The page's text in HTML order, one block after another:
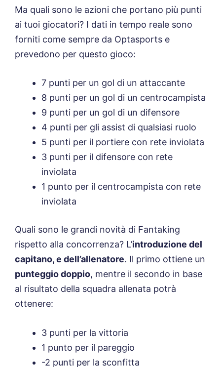
Ma quali sono le azioni che portano più punti
ai tuoi giocatori? I dati in tempo reale sono
forniti come sempre da Optasports e
prevedono per questo gioco:
7 punti per un gol di un attaccante
8 punti per un gol di un centrocampista
9 punti per un gol di un difensore
4 punti per gli assist di qualsiasi ruolo
5 punti per il portiere con rete inviolata
3 punti per il difensore con rete
inviolata
1 punto per il centrocampista con rete
inviolata
Quali sono le grandi novità di Fantaking
rispetto alla concorrenza? L’introduzione del
capitano, e dell’allenatore. Il primo ottiene un
punteggio doppio, mentre il secondo in base
al risultato della squadra allenata potrà
ottenere:
3 punti per la vittoria
1 punto per il pareggio
-2 punti per la sconfitta